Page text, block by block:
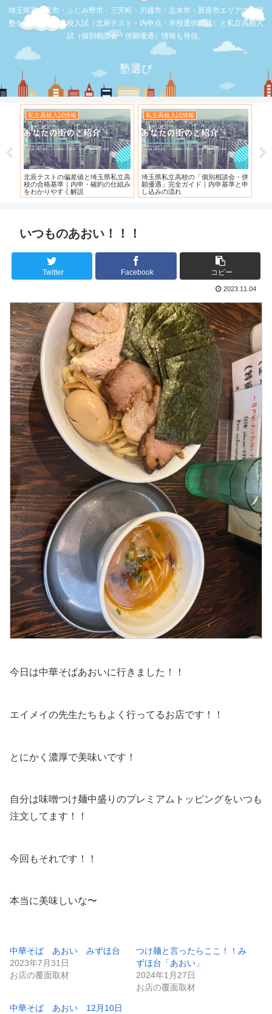
埼玉県富士見市・ふじみ野市・三芳町・川越市・志木市・新座市エリアの学習
塾を比較。公立高校入試（北辰テスト・内申点・学校選択問題）と私立高校入
試（個別相談会・併願優遇）情報も発信。
塾選び
お店の覆面取材
【スシロー三芳店】リニューアルさ
れている！！！
お店の覆面取材
【三芳】フーコット
いつものあおい！！！
Twitter Facebook コピー
2023.11.04
今日は中華そばあおいに行きました！！
エイメイの先生たちもよく行ってるお店です！！
とにかく濃厚で美味いです！
自分は味噌つけ麺中盛りのプレミアムトッピングをいつも
注文してます！！
今回もそれです！！
本当に美味しいな〜
中華そば あおい みずほ台
2023年7月31日
お店の覆面取材
つけ麺と言ったらここ！！み
ずほ台「あおい」
2024年1月27日
お店の覆面取材
中華そば あおい 12月10日